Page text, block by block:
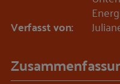
Verfasst von: